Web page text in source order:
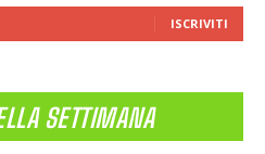
ISCRIVITI
SETTIMANA